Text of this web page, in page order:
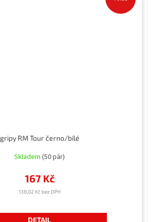
gripy RM Tour černo/bílé
Skladem (50 pár)
138,02 Kč bez DPH
167 Kč
DETAIL